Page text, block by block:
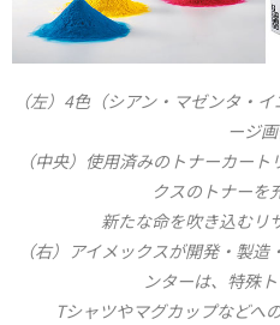
（左）4色（シアン・マゼンタ・
ージ画
（中央）使用済みのトナーカー
クスのトナーを
新たな命を吹き込むリ
（右）アイメックスが開発・製
ンターは、 特殊ト
Tシャツやマグカップなどへ